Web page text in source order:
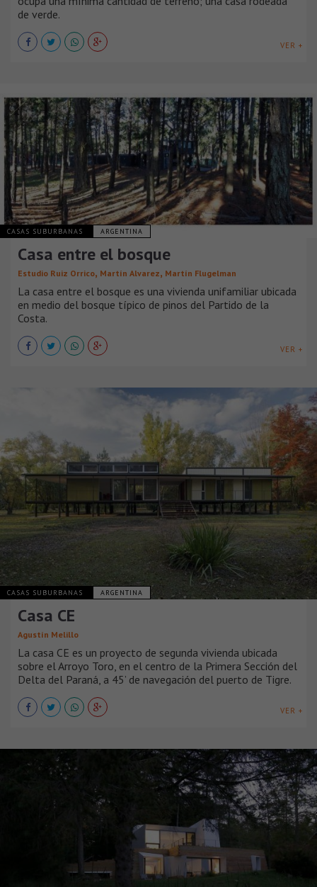
de verde.
VER +
CASAS SUBURBANAS ARGENTINA
Casa entre el bosque
Estudio Ruiz Orrico, Martín Alvarez, Martín Flugelman
La casa entre el bosque es una vivienda unifamiliar ubicada
en medio del bosque típico de pinos del Partido de la
Costa.
VER +
CASAS SUBURBANAS ARGENTINA
Casa CE
Agustín Melillo
La casa CE es un proyecto de segunda vivienda ubicada
sobre el Arroyo Toro, en el centro de la Primera Sección del
Delta del Paraná, a 45’ de navegación del puerto de Tigre.
VER +